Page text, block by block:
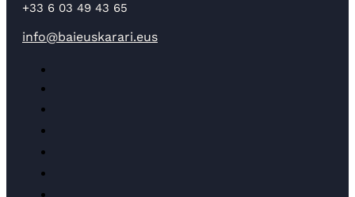
+33 6 03 49 43 65
info@baieuskarari.eus